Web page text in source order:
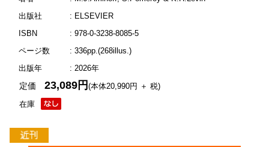
出版社
: ELSEVIER
ISBN
: 978-0-3238-8085-5
ページ数
: 336pp.(268illus.)
出版年
: 2026年
在庫
定価23,089円(本体20,990円 ＋ 税)